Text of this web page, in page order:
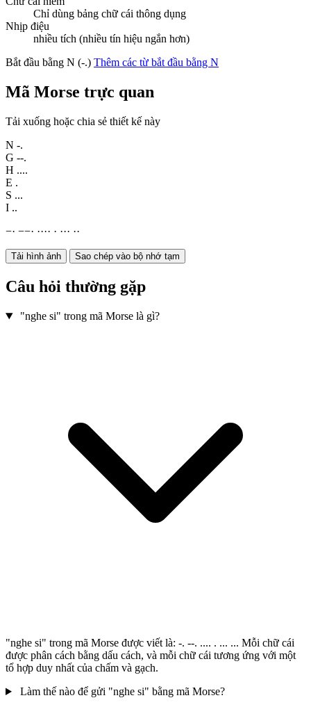
Chỉ dùng bảng chữ cái thông dụng
Nhịp điệu
nhiều tích (nhiều tín hiệu ngắn hơn)
Bắt đầu bằng N (-.) Thêm các từ bắt đầu bằng N
Mã Morse trực quan
Tải xuống hoặc chia sẻ thiết kế này
N -.
G --.
H ....
E .
S ...
I ..
−· −−· ···· · ··· ··
Tải hình ảnh Sao chép vào bộ nhớ tạm
Câu hỏi thường gặp
"nghe si" trong mã Morse là gì?
"nghe si" trong mã Morse được viết là: -. --. .... . ... ... Mỗi chữ cái
được phân cách bằng dấu cách, và mỗi chữ cái tương ứng với một
tổ hợp duy nhất của chấm và gạch.
Làm thế nào để gửi "nghe si" bằng mã Morse?